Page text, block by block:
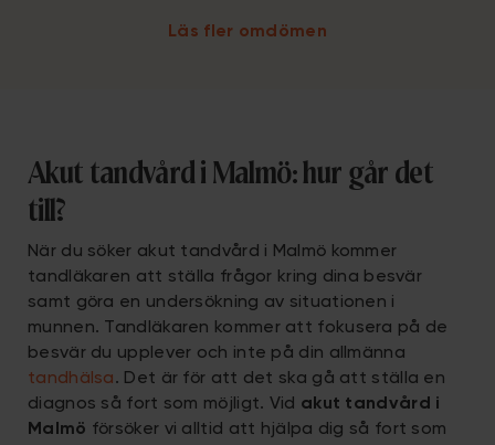
Läs fler omdömen
Akut tandvård i Malmö: hur går det
till?
När du söker akut tandvård i Malmö kommer
tandläkaren att ställa frågor kring dina besvär
samt göra en undersökning av situationen i
munnen. Tandläkaren kommer att fokusera på de
besvär du upplever och inte på din allmänna
tandhälsa. Det är för att det ska gå att ställa en
diagnos så fort som möjligt. Vid akut tandvård i
Malmö försöker vi alltid att hjälpa dig så fort som